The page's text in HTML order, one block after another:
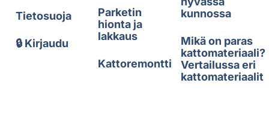
Tietosuoja
🔒 Kirjaudu
Parketin
hionta ja
lakkaus
Kattoremontti
kunnossa
Mikä on paras
kattomateriaali?
Vertailussa eri
kattomateriaalit